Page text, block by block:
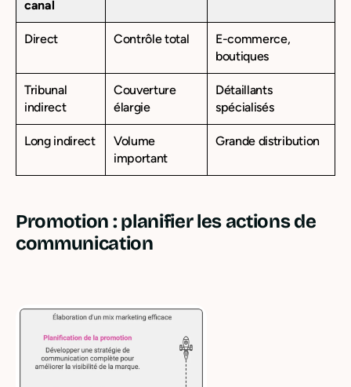
canal
Direct Contrôle total
E-commerce,
boutiques
Tribunal
indirect
Couverture
élargie
Détaillants
spécialisés
Long indirect
Volume
important
Grande distribution
Promotion : planifier les actions de
communication